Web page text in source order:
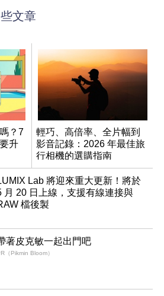
文章
？7
升
輕巧、高倍率、全片幅到
影音記錄：2026 年最佳旅
行相機的選購指南
Lab 將迎來重大更新！將於
月 20 日上線，支援有線連接與
檔後製
著皮克敏一起出門吧
（Pikmin Bloom）